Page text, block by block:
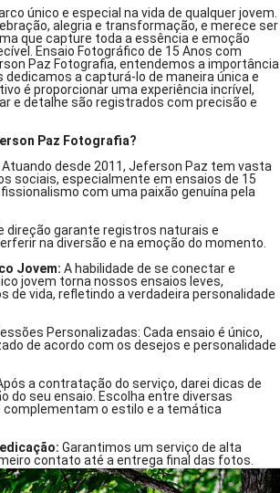
único e especial na vida de qualquer jovem.
alegria e transformação, e merece ser
que capture toda a essência e emoção
Ensaio Fotográfico de 15 Anos com
Paz Fotografia, entendemos a importância
a capturá-lo de maneira única e
é proporcionar uma experiência incrível,
e detalhe são registrados com precisão e
Paz Fotografia?
Atuando desde 2011, Jeferson Paz tem vasta
sociais, especialmente em ensaios de 15
com uma paixão genuína pela
direção garante registros naturais e
na diversão e na emoção do momento.
Jovem: A habilidade de se conectar e
jovem torna nossos ensaios leves,
de vida, refletindo a verdadeira personalidade
Personalizadas: Cada ensaio é único,
de acordo com os desejos e personalidade
a contratação do serviço, darei dicas de
do seu ensaio. Escolha entre diversas
complementam o estilo e a temática
Garantimos um serviço de alta
contato até a entrega final das fotos.